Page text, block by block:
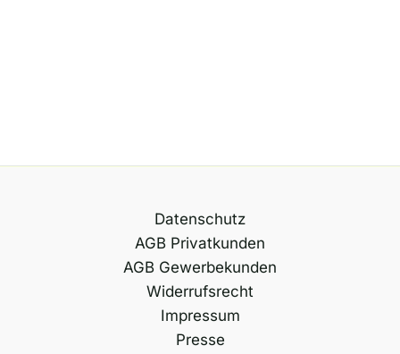
Datenschutz
AGB Privatkunden
AGB Gewerbekunden
Widerrufsrecht
Impressum
Presse